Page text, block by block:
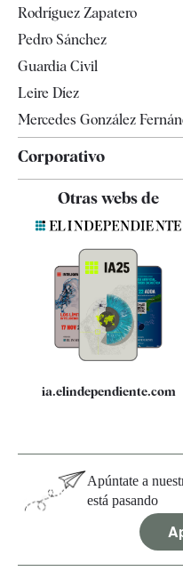
Televisión
Rodríguez Zapatero
Pedro Sánchez
Guardia Civil
Leire Díez
Mercedes González
Corporativo
Contacto
Quiénes somos
Especificaciones
Otras webs de
ia.elindependiente.com
Apúntate a
está pasando